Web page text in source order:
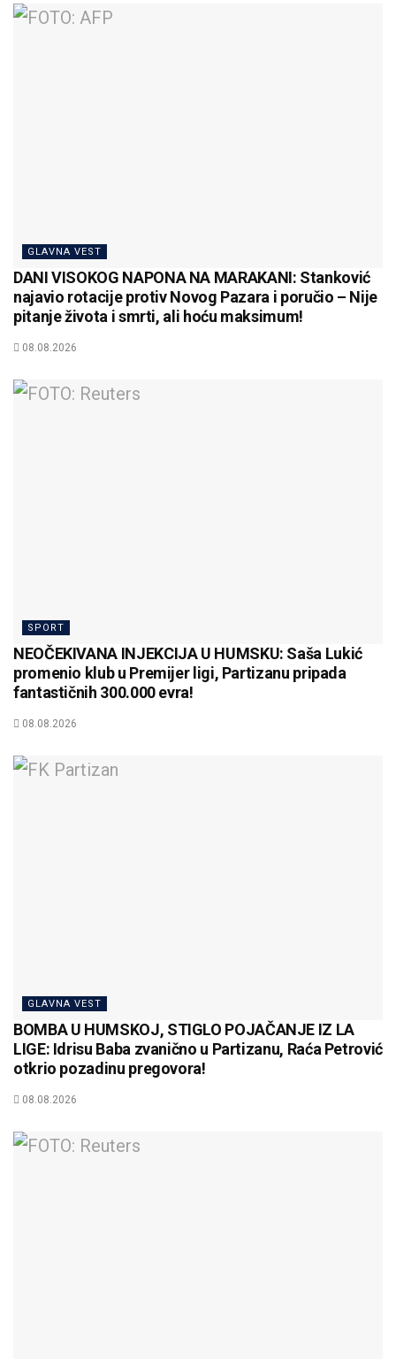
GLAVNA VEST
DANI VISOKOG NAPONA NA MARAKANI: Stanković
najavio rotacije protiv Novog Pazara i poručio – Nije
pitanje života i smrti, ali hoću maksimum!
08.08.2026
SPORT
NEOČEKIVANA INJEKCIJA U HUMSKU: Saša Lukić
promenio klub u Premijer ligi, Partizanu pripada
fantastičnih 300.000 evra!
08.08.2026
GLAVNA VEST
BOMBA U HUMSKOJ, STIGLO POJAČANJE IZ LA
LIGE: Idrisu Baba zvanično u Partizanu, Raća Petrović
otkrio pozadinu pregovora!
08.08.2026